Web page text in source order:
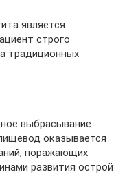
является
строго
традиционных
выбрасывание
оказывается
поражающих
развития острой